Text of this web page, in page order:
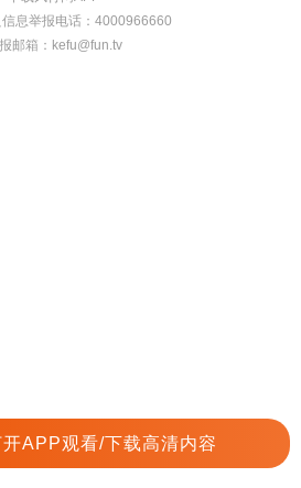
开APP观看/下载高清内容
息举报电话：4000966660
邮箱： kefu@fun.tv